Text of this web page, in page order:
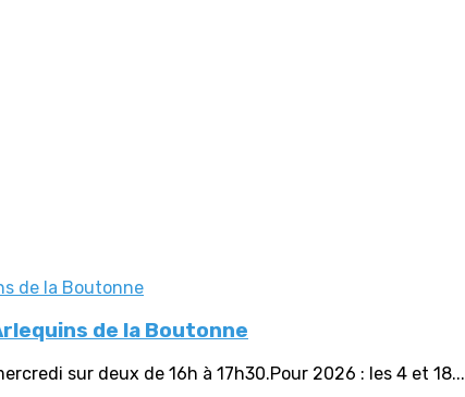
de la Boutonne
sur deux de 16h à 17h30.Pour 2026 : les 4 et 18...